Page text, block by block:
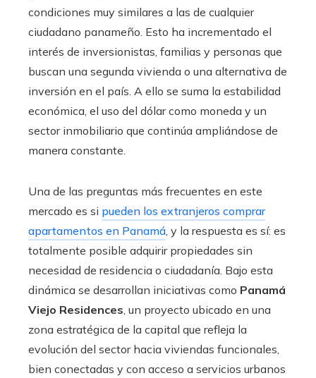
condiciones muy similares a las de cualquier
ciudadano panameño. Esto ha incrementado el
interés de inversionistas, familias y personas que
buscan una segunda vivienda o una alternativa de
inversión en el país. A ello se suma la estabilidad
económica, el uso del dólar como moneda y un
sector inmobiliario que continúa ampliándose de
manera constante.
Una de las preguntas más frecuentes en este
mercado es si pueden los extranjeros comprar
apartamentos en Panamá, y la respuesta es sí: es
totalmente posible adquirir propiedades sin
necesidad de residencia o ciudadanía. Bajo esta
dinámica se desarrollan iniciativas como Panamá
Viejo Residences, un proyecto ubicado en una
zona estratégica de la capital que refleja la
evolución del sector hacia viviendas funcionales,
bien conectadas y con acceso a servicios urbanos